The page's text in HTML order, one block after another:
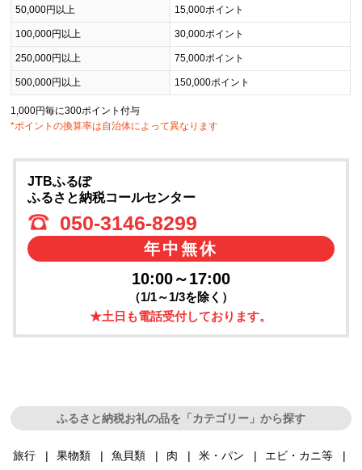
50,000円以上 15,000ポイント
100,000円以上 30,000ポイント
250,000円以上 75,000ポイント
500,000円以上 150,000ポイント
1,000円毎に300ポイント付与
*ポイントの換算率は自治体によって異なります
JTBふるぽ
ふるさと納税コールセンター
050-3146-8299
年中無休
10:00～17:00
（1/1～1/3を除く）
★土日も電話受付しております。
ふるさと納税お礼の品を「カテゴリー」から探す
旅行 果物類 魚貝類 肉 米・パン
エビ・カニ等